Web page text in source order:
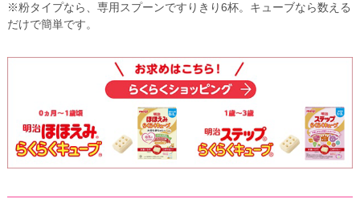
※粉タイプなら、専用スプーンですりきり6杯。キューブなら数える
だけで簡単です。